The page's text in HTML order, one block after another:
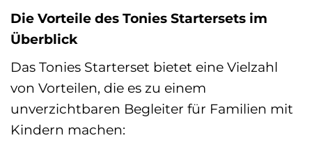
Die Vorteile des Tonies Startersets im
Überblick
Das Tonies Starterset bietet eine Vielzahl
von Vorteilen, die es zu einem
unverzichtbaren Begleiter für Familien mit
Kindern machen: